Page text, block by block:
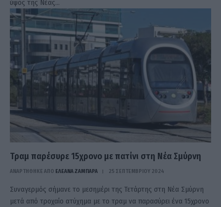
ύψος της Νέας…
Τραμ παρέσυρε 15χρονο με πατίνι στη Νέα Σμύρνη
ΑΝΑΡΤΗΘΗΚΕ ΑΠΟ ΕΛΕΑΝΑ ΖΑΜΠΑΡΑ 25 ΣΕΠΤΕΜΒΡΊΟΥ 2024
Συναγερμός σήμανε το μεσημέρι της Τετάρτης στη Νέα Σμύρνη
μετά από τροχαίο ατύχημα με το τραμ να παρασύρει ένα 15χρονο